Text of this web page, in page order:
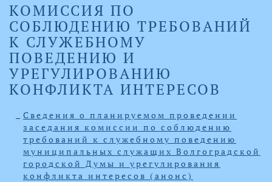
КОМИССИЯ ПО
СОБЛЮДЕНИЮ ТРЕБОВАНИЙ
К СЛУЖЕБНОМУ
ПОВЕДЕНИЮ И
УРЕГУЛИРОВАНИЮ
КОНФЛИКТА ИНТЕРЕСОВ
Сведения о планируемом проведении
заседания комиссии по соблюдению
требований к служебному поведению
муниципальных служащих Волгоградской
городской Думы и урегулирования
конфликта интересов (анонс)